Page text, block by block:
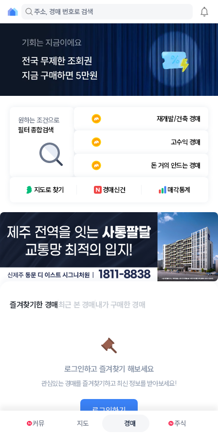
주소, 경매 번호로 검색
원하는 조건으로
필터 종합검색
재개발/건축 경매
고수익 경매
돈 거의 안드는 경매
지도로 찾기 경매신건 매각통계
즐겨찾기한 경매최근 본 경매내가 구매한 경매
로그인하고 즐겨찾기 해보세요
관심있는 경매를 즐겨찾기하고 최신 정보를 받아보세요!
로그인하기
Ⓝ커뮤 지도 경매 Ⓝ주식